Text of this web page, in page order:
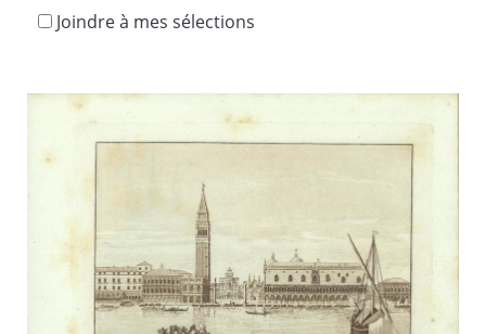
Joindre à mes sélections